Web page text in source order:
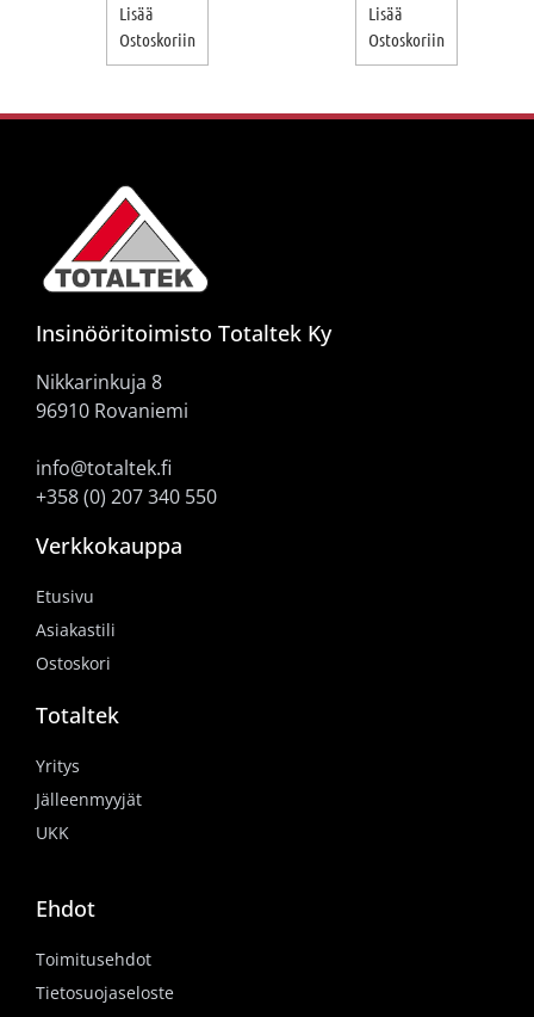
Lisää
Ostoskoriin
Lisää
Ostoskoriin
Insinööritoimisto Totaltek Ky
Nikkarinkuja 8
96910 Rovaniemi
info@totaltek.fi
+358 (0) 207 340 550
Verkkokauppa
Etusivu
Asiakastili
Ostoskori
Totaltek
Yritys
Jälleenmyyjät
UKK
Ehdot
Toimitusehdot
Tietosuojaseloste